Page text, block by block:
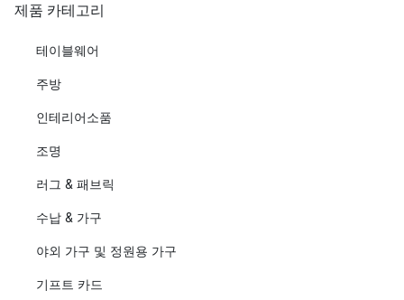
제품 카테고리
테이블웨어
주방
인테리어소품
조명
러그 & 패브릭
수납 & 가구
야외 가구 및 정원용 가구
기프트 카드